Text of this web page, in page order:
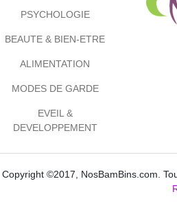
PSYCHOLOGIE
BEAUTE & BIEN-ETRE
ALIMENTATION
MODES DE GARDE
EVEIL &
DEVELOPPEMENT
Copyright ©2017, NosBamBins.com.